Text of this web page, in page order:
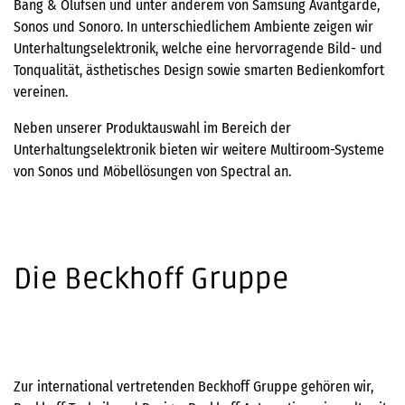
Bang & Olufsen und unter anderem von Samsung Avantgarde,
Sonos und Sonoro. In unterschiedlichem Ambiente zeigen wir
Unterhaltungselektronik, welche eine hervorragende Bild- und
Tonqualität, ästhetisches Design sowie smarten Bedienkomfort
vereinen.
Neben unserer Produktauswahl im Bereich der
Unterhaltungselektronik bieten wir weitere Multiroom-Systeme
von Sonos und Möbellösungen von Spectral an.
Die Beckhoff Gruppe
Zur international vertretenden Beckhoff Gruppe gehören wir,